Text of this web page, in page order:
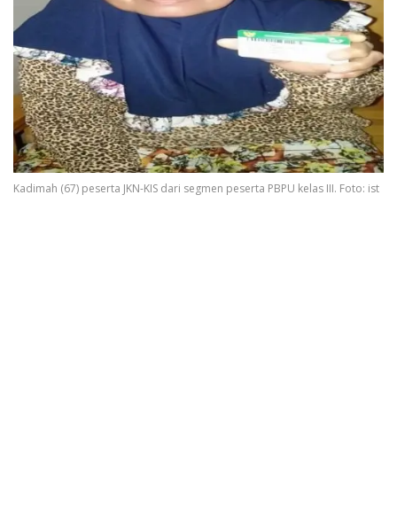
Kadimah (67) peserta JKN-KIS dari segmen peserta PBPU kelas III. Foto: ist